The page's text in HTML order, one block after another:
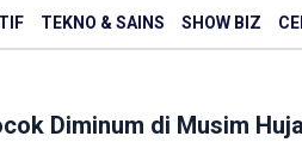
TEKNO & SAINS SHOW BIZ
Diminum di Musim